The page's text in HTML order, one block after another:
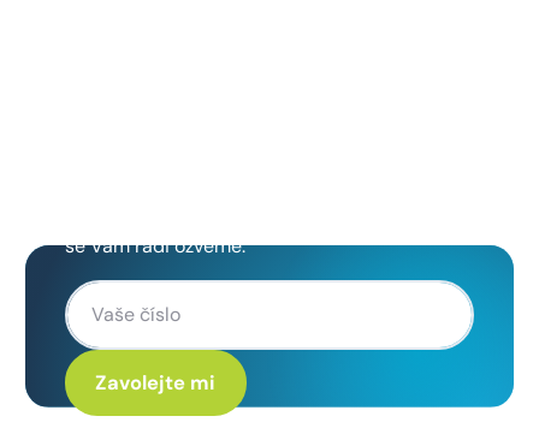
se Vám rádi ozveme.